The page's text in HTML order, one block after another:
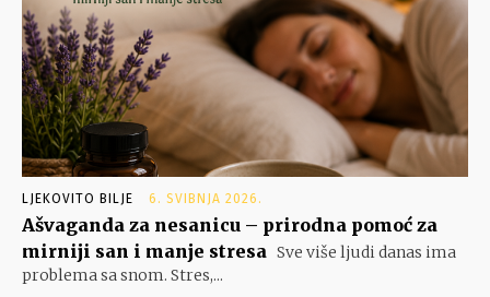
LJEKOVITO BILJE 6. SVIBNJA 2026.
Ašvaganda za nesanicu – prirodna pomoć za
mirniji san i manje stresa Sve više ljudi danas ima
problema sa snom. Stres,...